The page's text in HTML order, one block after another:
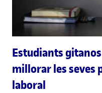
Estudiants
millorar les seves
laboral